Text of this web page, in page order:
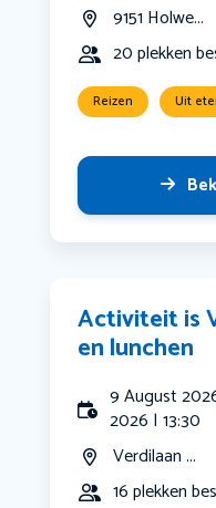
9151 Holwe...
20 plekken
Reizen Uit
Activiteit is
en lunchen
9 August
2026 | 13:30
Verdilaan ...
16 plekken